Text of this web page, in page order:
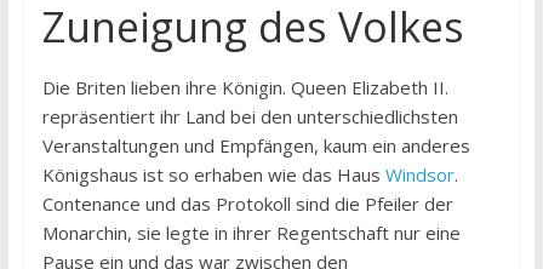
Zuneigung des Volkes
Die Briten lieben ihre Königin. Queen Elizabeth II.
repräsentiert ihr Land bei den unterschiedlichsten
Veranstaltungen und Empfängen, kaum ein anderes
Königshaus ist so erhaben wie das Haus Windsor.
Contenance und das Protokoll sind die Pfeiler der
Monarchin, sie legte in ihrer Regentschaft nur eine
Pause ein und das war zwischen den